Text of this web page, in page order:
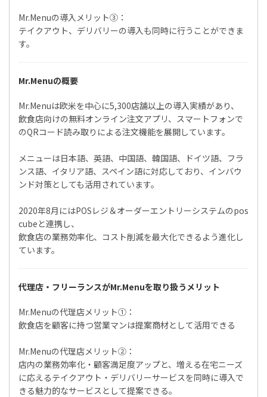
Mr.Menuの導入メリット③：
テイクアウト、デリバリーの導入も同時に行うことができま
す。
Mr.Menuの概要
Mr.Menuは欧米を中心に5,300店舗以上の導入実績があり、
飲食店向けの無料オンライン注文アプリ、スマートフォンで
のQRコード読み取りによる注文機能を展開しています。
メニューは日本語、英語、中国語、韓国語、ドイツ語、フラ
ンス語、イタリア語、スペイン語に対応しており、インバウ
ンド対策としても活用されています。
2020年8月にはPOSレジ＆オーダーエントリーシステムのpos
cubeと連携し、
飲食店の業務効率化、コスト削減を最大化できるよう進化し
ています。
代理店・フリーランスがMr.Menuを取り扱うメリット
Mr.Menuの代理店メリット①：
飲食店を顧客に持つ営業マンは提案商材として活用できる
Mr.Menuの代理店メリット②：
店内の業務効率化・顧客満足度アップと、増える在宅ニーズ
に応えるテイクアウト・デリバリーサービスを同時に導入で
きる魅力的なサービスとして提案できる。